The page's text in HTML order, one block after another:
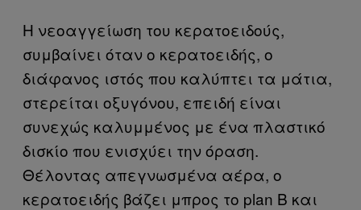
Η νεοαγγείωση του κερατοειδούς,
συμβαίνει όταν ο κερατοειδής, ο
διάφανος ιστός που καλύπτει τα μάτια,
στερείται οξυγόνου, επειδή είναι
συνεχώς καλυμμένος με ένα πλαστικό
δισκίο που ενισχύει την όραση.
Θέλοντας απεγνωσμένα αέρα, ο
κερατοειδής βάζει μπρος το plan B και